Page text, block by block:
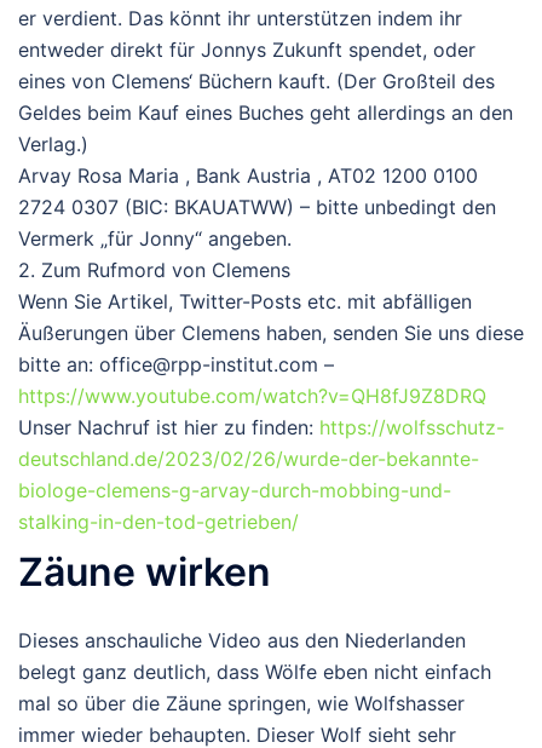
er verdient. Das könnt ihr unterstützen indem ihr
entweder direkt für Jonnys Zukunft spendet, oder
eines von Clemens‘ Büchern kauft. (Der Großteil des
Geldes beim Kauf eines Buches geht allerdings an den
Verlag.)
Arvay Rosa Maria , Bank Austria , AT02 1200 0100
2724 0307 (BIC: BKAUATWW) – bitte unbedingt den
Vermerk „für Jonny“ angeben.
2. Zum Rufmord von Clemens
Wenn Sie Artikel, Twitter-Posts etc. mit abfälligen
Äußerungen über Clemens haben, senden Sie uns diese
bitte an: office@rpp-institut.com –
https://www.youtube.com/watch?v=QH8fJ9Z8DRQ
Unser Nachruf ist hier zu finden: https://wolfsschutz-
deutschland.de/2023/02/26/wurde-der-bekannte-
biologe-clemens-g-arvay-durch-mobbing-und-
stalking-in-den-tod-getrieben/
Zäune wirken
Dieses anschauliche Video aus den Niederlanden
belegt ganz deutlich, dass Wölfe eben nicht einfach
mal so über die Zäune springen, wie Wolfshasser
immer wieder behaupten. Dieser Wolf sieht sehr